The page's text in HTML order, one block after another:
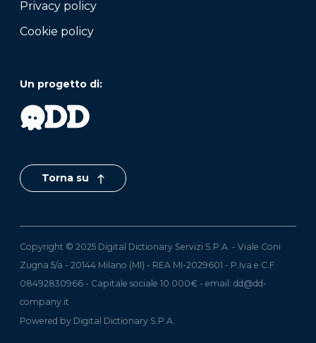
Privacy policy
Cookie policy
Un progetto di:
Torna su
Copyright © 2025 Digital Dictionary Servizi S.P.A. - Viale Coni
Zugna 5/a - 20144 Milano (MI) - REA MI-2029601 - P.Iva e C.F.
08492830966 - Capitale sociale 10.000€ - email: dd@dd-
company.it
Powered by Digital Dictionary S.P.A.